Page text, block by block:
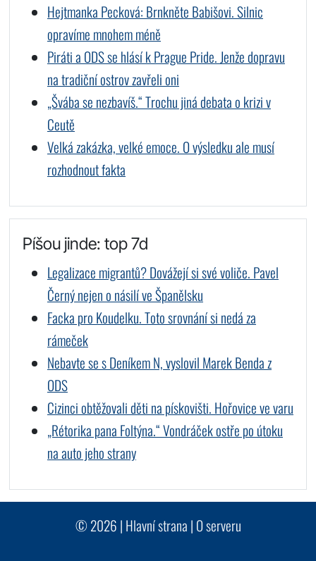
Hejtmanka Pecková: Brnkněte Babišovi. Silnic
opravíme mnohem méně
Piráti a ODS se hlásí k Prague Pride. Jenže dopravu
na tradiční ostrov zavřeli oni
„Švába se nezbavíš.“ Trochu jiná debata o krizi v
Ceutě
Velká zakázka, velké emoce. O výsledku ale musí
rozhodnout fakta
Píšou jinde: top 7d
Legalizace migrantů? Dovážejí si své voliče. Pavel
Černý nejen o násilí ve Španělsku
Facka pro Koudelku. Toto srovnání si nedá za
rámeček
Nebavte se s Deníkem N, vyslovil Marek Benda z
ODS
Cizinci obtěžovali děti na pískovišti. Hořovice ve varu
„Rétorika pana Foltýna.“ Vondráček ostře po útoku
na auto jeho strany
© 2026 | Hlavní strana | O serveru